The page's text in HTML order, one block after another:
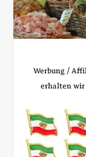
Werbung /
erhalten wir